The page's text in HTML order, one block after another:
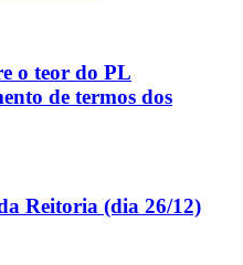
o teor do PL
de termos dos
Reitoria (dia 26/12)